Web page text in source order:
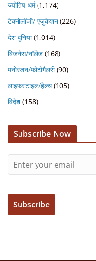
ज्योतिष-धर्म(1,174)
टेक्नोलॉजी/ एजुकेशन (226)
देश दुनिया(1,014)
बिजनेस/नॉलेज (168)
मनोरंजन/फोटोगैलरी(90)
लाइफस्टाइल/हेल्थ(105)
विदेश (158)
Subscribe Now